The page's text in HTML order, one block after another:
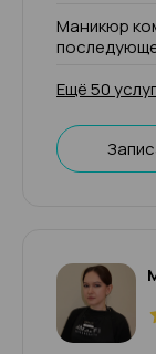
Маникюр
Ещё 50